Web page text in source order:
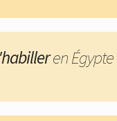
en Égypte